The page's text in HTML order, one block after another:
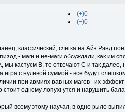
(+)0
(−)0
классический, слегка на Айн Рэнд
- маги и не-маги обсуждали, как им
кастуем B, те отвечают C и так далее,
игра с нулевой суммой - все будут
при армиях равных магов - их
одному лопухнутся и нарушить
всему этому научал, в одно рыло